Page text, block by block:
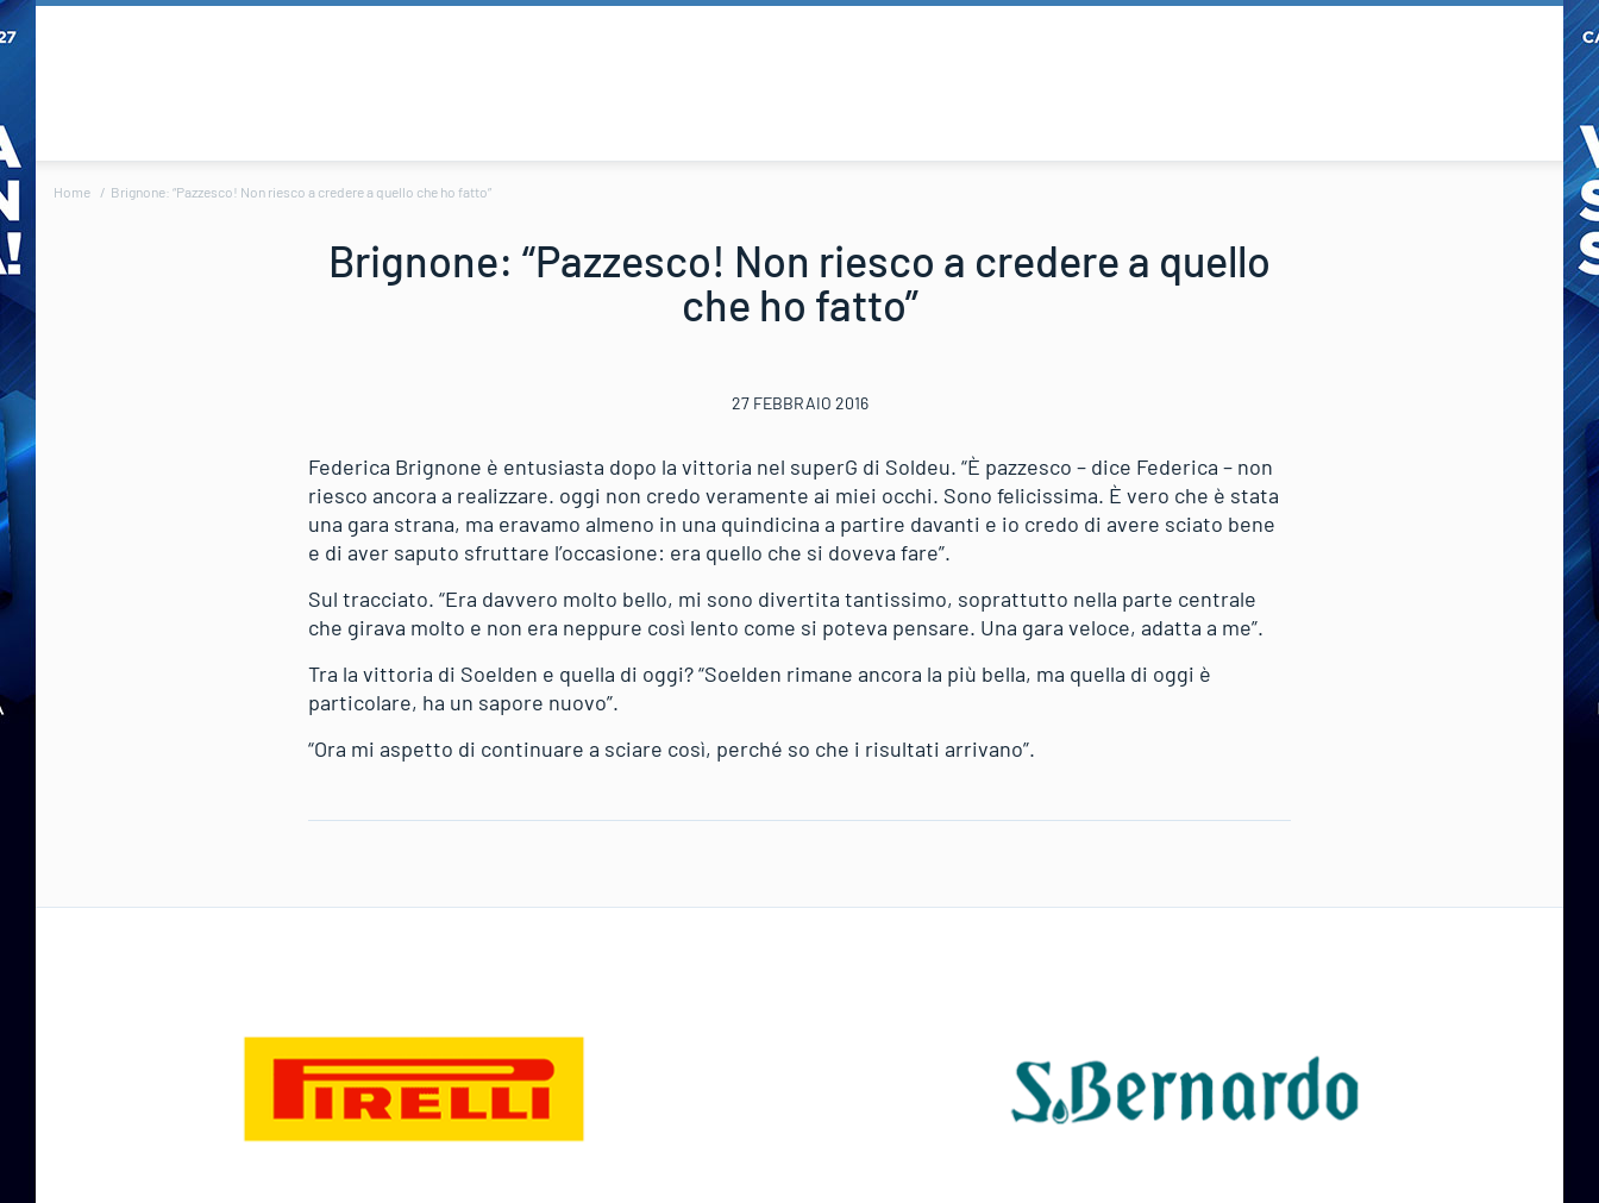
Home Brignone: “Pazzesco! Non riesco a credere a quello che ho fatto”
Brignone: “Pazzesco! Non riesco a credere a quello
che ho fatto”
27 FEBBRAIO 2016
Federica Brignone è entusiasta dopo la vittoria nel superG di Soldeu. “È pazzesco – dice Federica – non
riesco ancora a realizzare. oggi non credo veramente ai miei occhi. Sono felicissima. È vero che è stata
una gara strana, ma eravamo almeno in una quindicina a partire davanti e io credo di avere sciato bene
e di aver saputo sfruttare l’occasione: era quello che si doveva fare”.
Sul tracciato. “Era davvero molto bello, mi sono divertita tantissimo, soprattutto nella parte centrale
che girava molto e non era neppure così lento come si poteva pensare. Una gara veloce, adatta a me”.
Tra la vittoria di Soelden e quella di oggi? “Soelden rimane ancora la più bella, ma quella di oggi è
particolare, ha un sapore nuovo”.
“Ora mi aspetto di continuare a sciare così, perché so che i risultati arrivano”.